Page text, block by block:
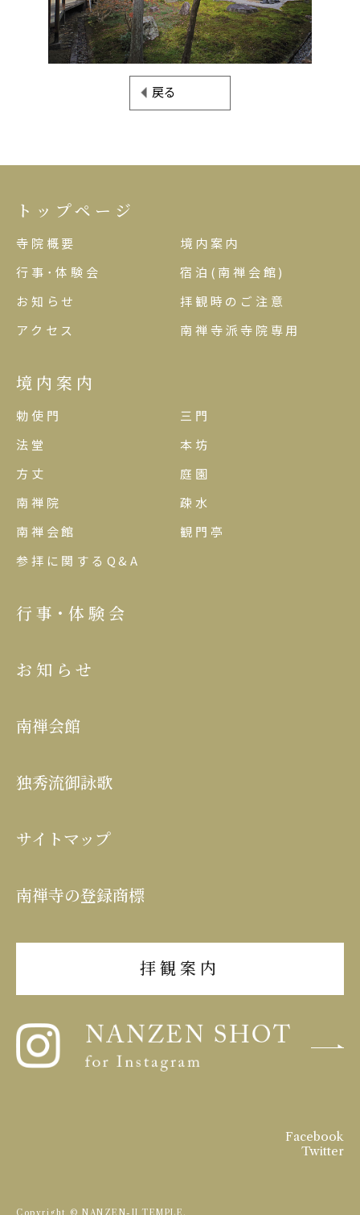
戻る
トップページ
寺院概要
境内案内
行事･体験会
宿泊(南禅会館)
お知らせ
拝観時のご注意
アクセス
南禅寺派寺院専用
境内案内
勅使門
三門
法堂
本坊
方丈
庭園
南禅院
疎水
南禅会館
観門亭
参拝に関するQ&A
行事･体験会
お知らせ
南禅会館
独秀流御詠歌
サイトマップ
南禅寺の登録商標
拝観案内
Facebook
Twitter
Copyright © NANZEN-JI TEMPLE.